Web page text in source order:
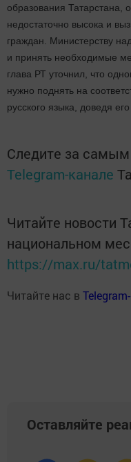
образования Татарстана,
недостаточно высока и
граждан. Министерству
и принять необходимые
глава РТ уточнил, что
нужно поднять на
русского языка, доведя
Следите за
Telegram-канале
Читайте новости
национальном
https://max.ru/
Читайте нас в
Оставляйте